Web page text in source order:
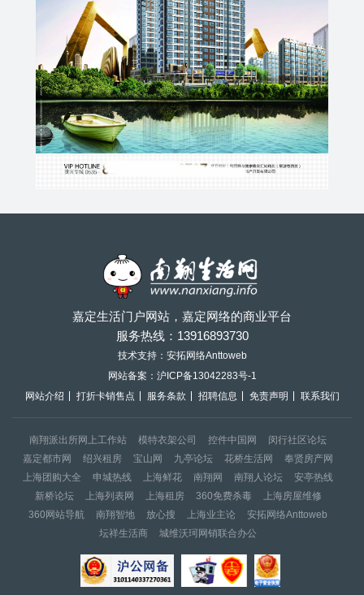
嘉定生活门户网站，嘉定网络的商业平台
服务热线： 13916893730
技术支持：安拓网络Anttoweb
网站备案： 沪ICP备13042283号-1
网站介绍
打折卡销售点 服务条款 招聘信息 免责声明 联系我们
南翔派出所网上工作站 模特衣架公司 控件中国网
闵行社区论坛
嘉定都市网
绍兴租房 宝山网 九亭论坛 花桥生活网
奉贤房产网
上海团购大全
申城热线 上海鲜花 南翔网 南翔人论坛
安亭热线
新桥论坛
上海列表网 上海租房 360免费杀毒
上海房屋维修
360网站导航
南翔智地 放心搜 上海业主论
安拓网络Anttoweb
坛祥生活商
城维沃珂网销联合办公